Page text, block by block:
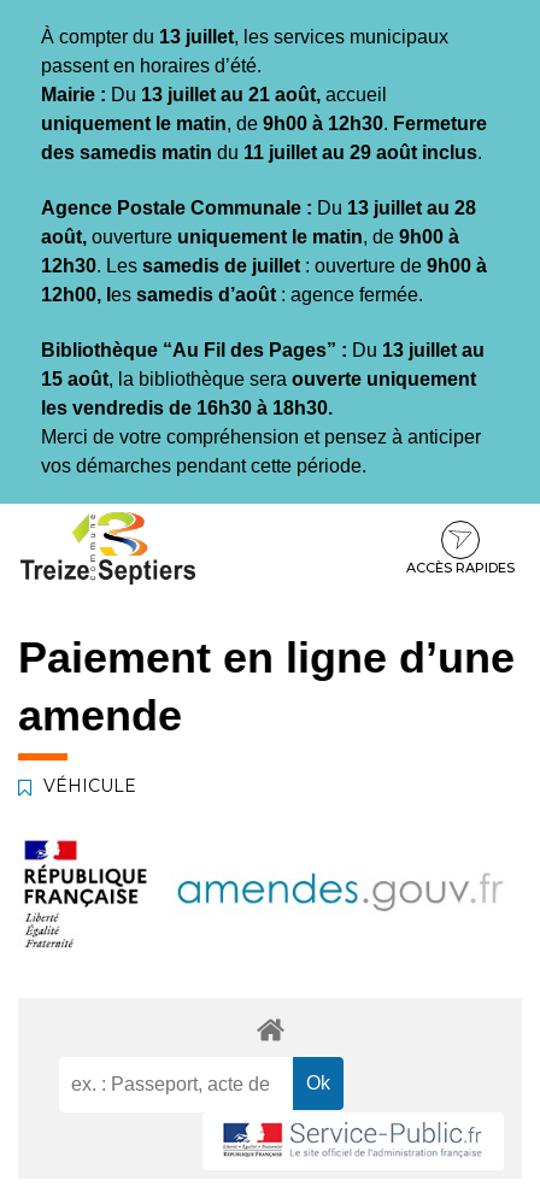
À compter du 13 juillet, les services municipaux
passent en horaires d’été.
Mairie : Du 13 juillet au 21 août, accueil
uniquement le matin, de 9h00 à 12h30. Fermeture
des samedis matin du 11 juillet au 29 août inclus.
Agence Postale Communale : Du 13 juillet au 28
août, ouverture uniquement le matin, de 9h00 à
12h30. Les samedis de juillet : ouverture de 9h00 à
12h00, l es samedis d’août : agence fermée.
Bibliothèque “Au Fil des Pages” : Du 13 juillet au
15 août, la bibliothèque sera ouverte uniquement
les vendredis de 16h30 à 18h30.
Merci de votre compréhension et pensez à anticiper
vos démarches pendant cette période.
contenu
pied
ACCÈS RAPIDES
Paiement en ligne d’une
amende
VÉHICULE